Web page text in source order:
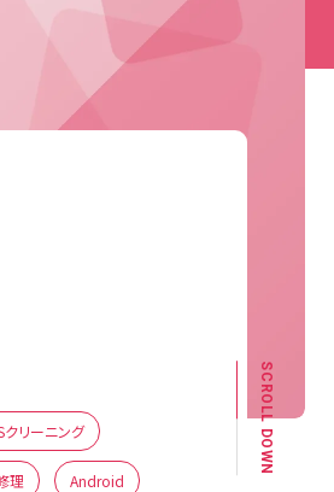
SCROLL DOWN
クリーニング
理 Android